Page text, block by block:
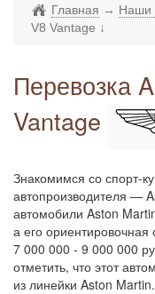
Главная → Наши
V8 Vantage ↓
Перевозка
Vantage
Знакомимся со спорт-
автопроизводителя —
автомобили Aston
а его ориентировочная
7 000 000 - 9 000 000
отметить, что этот
из линейки Aston Martin.